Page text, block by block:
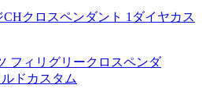
クロスペンダント 1ダイヤカス